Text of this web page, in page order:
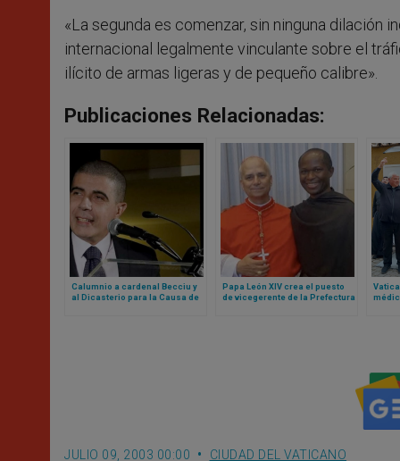
«La segunda es comenzar, sin ninguna dilación
internacional legalmente vinculante sobre el
ilícito de armas ligeras y de pequeño calibre».
Publicaciones Relacionadas:
Calumnio a cardenal Becciu y
al Dicasterio para la Causa de
Papa León XIV crea el puesto
de vicegerente de la Prefectura
JULIO 09, 2003 00:00 CIUDAD DEL VATICANO